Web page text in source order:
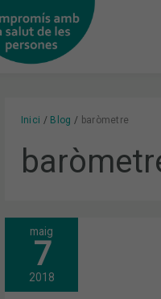
Inici Blog baròmetre
maig
7
2018
LA
RECEPTA
ELECTRÒNICA:
SEGON
SERVEI